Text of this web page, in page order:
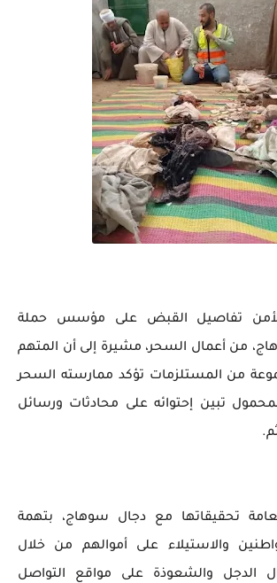
تفاصيل القبض على مؤسس حملة
من أعمال السحر، مشيرة إلى أن المتهم
من المستلزمات تؤكد ممارسته السحر
تبين إحتوائه على محادثات ورسائل
تحقيقاتها مع دجال سوهاج، بتهمة
والاستيلاء على أموالهم من خلال
الدجل والشعوذة على مواقع التواصل